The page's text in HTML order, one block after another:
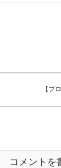
【プ
コメントを